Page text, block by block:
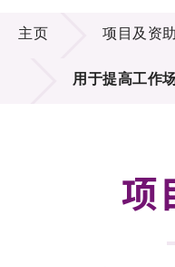
技术商品化
项目及资助计划
资助计划
项目及资助计划
主页 项目及资
用于提高工作
项